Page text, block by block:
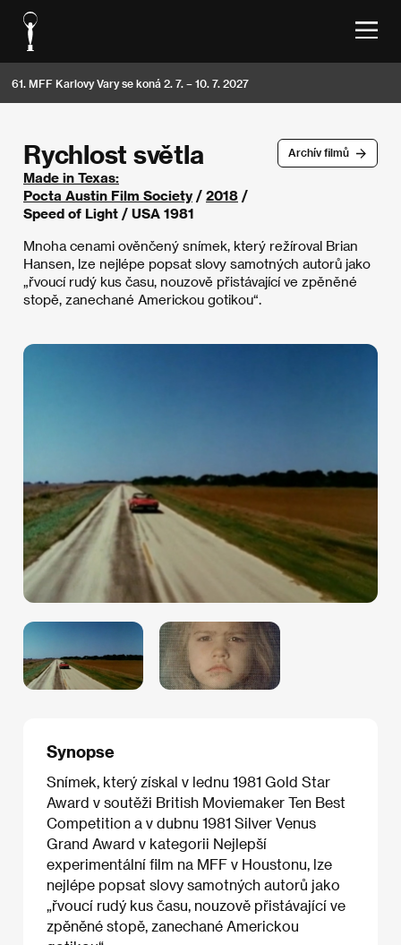
61. MFF Karlovy Vary se koná 2. 7. – 10. 7. 2027
Archív filmů
Rychlost světla
Made in Texas:
Pocta Austin Film Society/ 2018 /
Speed of Light / USA 1981
Mnoha cenami ověnčený snímek, který režíroval Brian
Hansen, lze nejlépe popsat slovy samotných autorů jako
„řvoucí rudý kus času, nouzově přistávající ve zpěněné
stopě, zanechané Americkou gotikou“.
Synopse
Snímek, který získal v lednu 1981 Gold Star
Award v soutěži British Moviemaker Ten Best
Competition a v dubnu 1981 Silver Venus
Grand Award v kategorii Nejlepší
experimentální film na MFF v Houstonu, lze
nejlépe popsat slovy samotných autorů jako
„řvoucí rudý kus času, nouzově přistávající ve
zpěněné stopě, zanechané Americkou